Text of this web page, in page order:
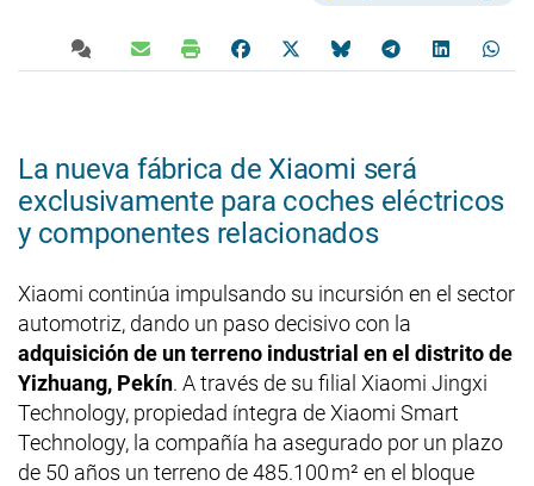
La nueva fábrica de Xiaomi será
exclusivamente para coches eléctricos
y componentes relacionados
Xiaomi continúa impulsando su incursión en el sector
automotriz, dando un paso decisivo con la
adquisición de un terreno industrial en el distrito de
Yizhuang, Pekín. A través de su filial Xiaomi Jingxi
Technology, propiedad íntegra de Xiaomi Smart
Technology, la compañía ha asegurado por un plazo
de 50 años un terreno de 485.100 m² en el bloque